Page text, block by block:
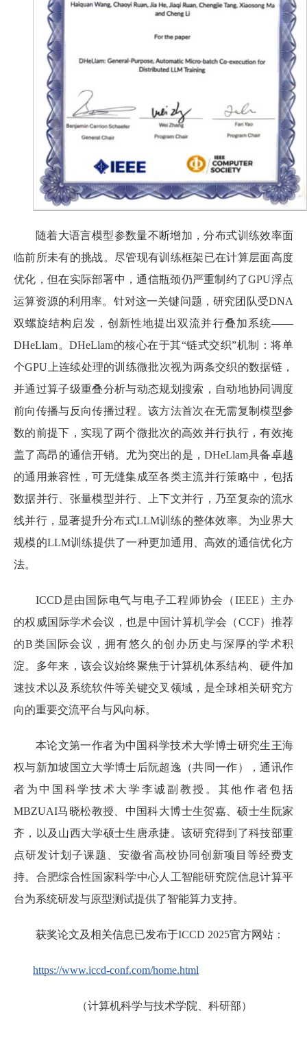
随着大语言模型参数量不断增加，分布式训练效率面
临前所未有的挑战。尽管现有训练框架已在计算层面高度
优化，但在实际部署中，通信瓶颈仍严重制约了GPU浮点
运算资源的利用率。针对这一关键问题，研究团队受DNA
双螺旋结构启发，创新性地提出双流并行叠加系统——
DHeLlam。DHeLlam的核心在于其“链式交织”机制：将单
个GPU上连续处理的训练微批次视为两条交织的数据链，
并通过算子级重叠分析与动态规划搜索，自动地协同调度
前向传播与反向传播过程。该方法首次在无需复制模型参
数的前提下，实现了两个微批次的高效并行执行，有效掩
盖了高昂的通信开销。尤为突出的是，DHeLlam具备卓越
的通用兼容性，可无缝集成至各类主流并行策略中，包括
数据并行、张量模型并行、上下文并行，乃至复杂的流水
线并行，显著提升分布式LLM训练的整体效率。为业界大
规模的LLM训练提供了一种更加通用、高效的通信优化方
法。
ICCD是由国际电气与电子工程师协会（IEEE）主办
的权威国际学术会议，也是中国计算机学会（CCF）推荐
的B类国际会议，拥有悠久的创办历史与深厚的学术积
淀。多年来，该会议始终聚焦于计算机体系结构、硬件加
速技术以及系统软件等关键交叉领域，是全球相关研究方
向的重要交流平台与风向标。
本论文第一作者为中国科学技术大学博士研究生王海
权与新加坡国立大学博士后阮超逸（共同一作），通讯作
者为中国科学技术大学李诚副教授。其他作者包括
MBZUAI马晓松教授、中国科大博士生贺嘉、硕士生阮家
齐，以及山西大学硕士生唐承捷。该研究得到了科技部重
点研发计划子课题、安徽省高校协同创新项目等经费支
持。合肥综合性国家科学中心人工智能研究院信息计算平
台为系统研发与原型测试提供了智能算力支持。
获奖论文及相关信息已发布于ICCD 2025官方网站：
https://www.iccd-conf.com/home.html
（计算机科学与技术学院、科研部）